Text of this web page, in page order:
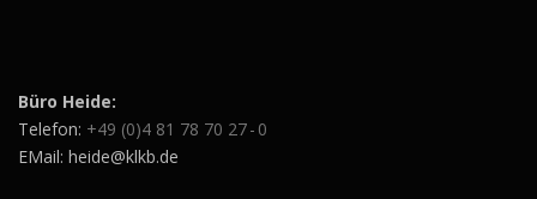
Büro Heide:
Telefon: +49 (0)4 81 78 70 27 - 0
EMail: heide@klkb.de